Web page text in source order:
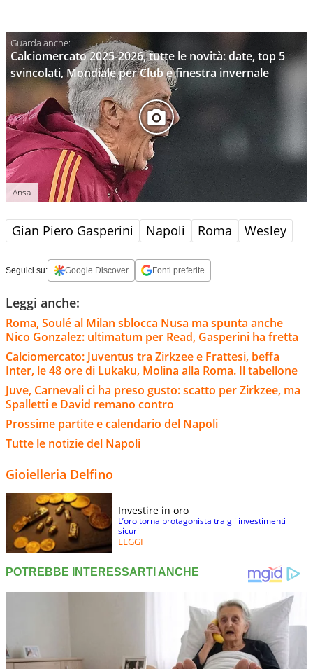
Calciomercato 2025-2026, tutte le novità: date, top 5
svincolati, Mondiale per Club e finestra invernale
Ansa
Gian Piero Gasperini Napoli Roma Wesley
Seguici su: Google Discover Fonti preferite
Leggi anche:
Roma, Soulé al Milan sblocca Nusa ma spunta anche
Nico Gonzalez: ultimatum per Read, Gasperini ha fretta
Calciomercato: Juventus tra Zirkzee e Frattesi, beffa
Inter, le 48 ore di Lukaku, Molina alla Roma. Il tabellone
Juve, Carnevali ci ha preso gusto: scatto per Zirkzee, ma
Spalletti e David remano contro
Prossime partite e calendario del Napoli
Tutte le notizie del Napoli
Gioielleria Delfino
Investire in oro
L’oro torna protagonista tra gli investimenti
sicuri
LEGGI